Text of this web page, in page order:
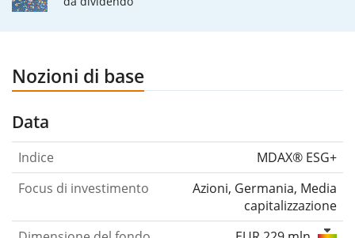
Nozioni di base
Data
Indice
MDAX® ESG+
Focus di investimento
Azioni, Germania, Media
capitalizzazione